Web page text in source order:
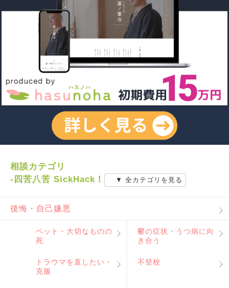
相談カテゴリ
-四苦八苦 SickHack！
▼ 全カテゴリを見る
後悔・自己嫌悪
ペット・大切なものの
死
鬱の症状・うつ病に向
き合う
トラウマを直したい・
克服
不登校